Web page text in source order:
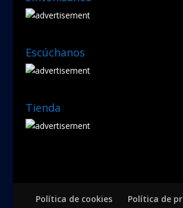
Escúchanos
Tienda
Política de cookies
Política de